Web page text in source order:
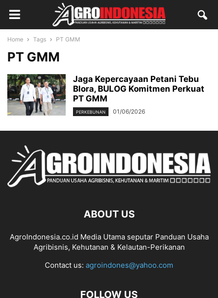
Home Tags PT GMM
PT GMM
Jaga Kepercayaan Petani Tebu
Blora, BULOG Komitmen Perkuat
PT GMM
PERKEBUNAN 01/06/2026
ABOUT US
AgroIndonesia.co.id Media Utama seputar Panduan Usaha
Agribisnis, Kehutanan & Kelautan-Perikanan
Contact us: agroindones@yahoo.com
FOLLOW US